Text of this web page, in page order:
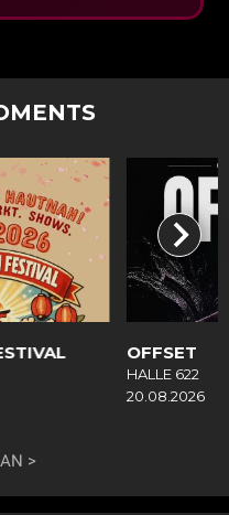
OFFSET
HALLE 622
20.08.2026